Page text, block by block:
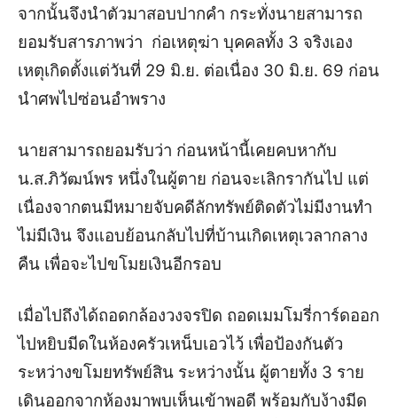
จากนั้นจึงนำตัวมาสอบปากคำ กระทั่งนายสามารถ
ยอมรับสารภาพว่า ก่อเหตุฆ่า บุคคลทั้ง 3 จริงเอง
เหตุเกิดตั้งแต่วันที่ 29 มิ.ย. ต่อเนื่อง 30 มิ.ย. 69 ก่อน
นำศพไปซ่อนอำพราง
นายสามารถยอมรับว่า ก่อนหน้านี้เคยคบหากับ
น.ส.ภิวัฒน์พร หนึ่งในผู้ตาย ก่อนจะเลิกรากันไป แต่
เนื่องจากตนมีหมายจับคดีลักทรัพย์ติดตัวไม่มีงานทำ
ไม่มีเงิน จึงแอบย้อนกลับไปที่บ้านเกิดเหตุเวลากลาง
คืน เพื่อจะไปขโมยเงินอีกรอบ
เมื่อไปถึงได้ถอดกล้องวงจรปิด ถอดเมมโมรี่การ์ดออก
ไปหยิบมีดในห้องครัวเหน็บเอวไว้ เพื่อป้องกันตัว
ระหว่างขโมยทรัพย์สิน ระหว่างนั้น ผู้ตายทั้ง 3 ราย
เดินออกจากห้องมาพบเห็นเข้าพอดี พร้อมกับง้างมีด